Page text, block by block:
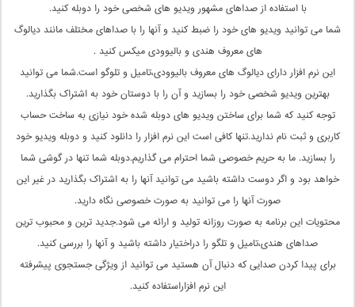
با استفاده از صداهای مشهور ویدیو های شخصی خود را دوبله کنید.
شما می توانید ویدیو های خود را ضبط کنید و آنها را با صداهای مختلف مانند دیالوگ
های معروف هندی و بالیوودی میکس کنید .
این نرم افزار دارای دیالوگ های معروف بالیوودی،تامیل و تلوگو است.شما می توانید
بهترین ویدیو شخصی خود را بسازید و آن را با دوستان خود به اشتراک بگذارید.
توجه کنید که شما برای ساختن ویدیو های دوبله شده خود نیازی به ساخت حساب
کاربری و ثبت نام ندارید.تنها کافی است این نرم افزار را دانلود کنید و دوبله ویدیو خود
را بسازید. ما به حریم خصوصی شما احترام می گذاریم.دوبله شما تنها در گوشی شما
خواهد بود و اگر دوست داشته باشید می توانید آنها را به اشتراک بگذارید در غیر این
صورت آنها را می توانید به صورت خصوصی نگاه دارید.
محتویات این برنامه به صورت روزانه تولید و ارائه می شود.جدید ترین و محبوب ترین
صداهای هندی،تامیل و تلگو را دراختیار داشته باشید و آنها را بررسی کنید.
برای پیدا کردن صدایی که دنبال آن هستید می توانید از ویژگی جستجوی پیشرفته
این نرم افزاراستفاده کنید.